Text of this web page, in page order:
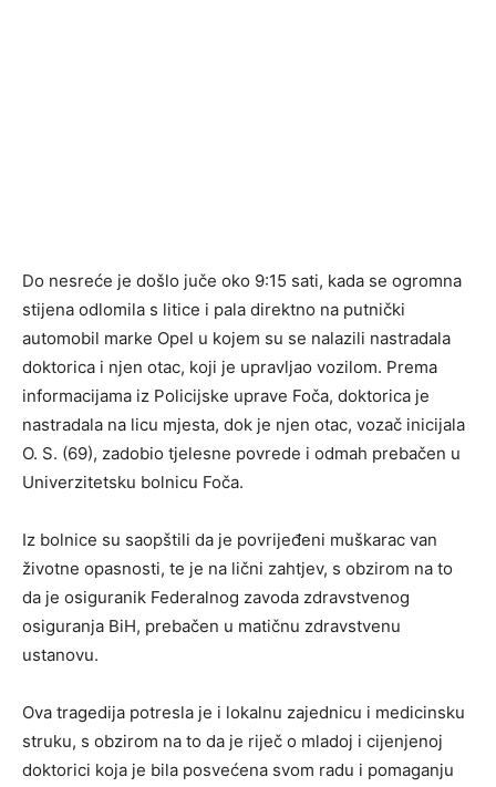
Do nesreće je došlo juče oko 9:15 sati, kada se ogromna
stijena odlomila s litice i pala direktno na putnički
automobil marke Opel u kojem su se nalazili nastradala
doktorica i njen otac, koji je upravljao vozilom. Prema
informacijama iz Policijske uprave Foča, doktorica je
nastradala na licu mjesta, dok je njen otac, vozač inicijala
O. S. (69), zadobio tjelesne povrede i odmah prebačen u
Univerzitetsku bolnicu Foča.
Iz bolnice su saopštili da je povrijeđeni muškarac van
životne opasnosti, te je na lični zahtjev, s obzirom na to
da je osiguranik Federalnog zavoda zdravstvenog
osiguranja BiH, prebačen u matičnu zdravstvenu
ustanovu.
Ova tragedija potresla je i lokalnu zajednicu i medicinsku
struku, s obzirom na to da je riječ o mladoj i cijenjenoj
doktorici koja je bila posvećena svom radu i pomaganju